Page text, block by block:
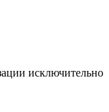
исключительно